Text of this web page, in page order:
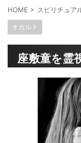
HOME > スピリチュア
オカルト
座敷童を霊